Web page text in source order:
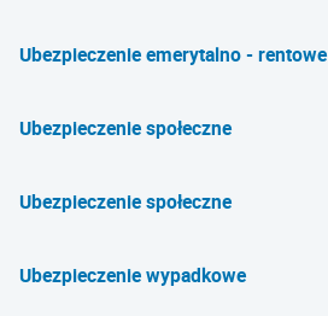
Ubezpieczenie emerytalno - rentowe
Ubezpieczenie społeczne
Ubezpieczenie społeczne
Ubezpieczenie wypadkowe